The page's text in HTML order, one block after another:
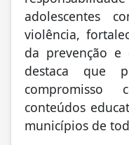
A ação também
nacional da
incentiva toda
adolescentes
violência,
da prevenção e